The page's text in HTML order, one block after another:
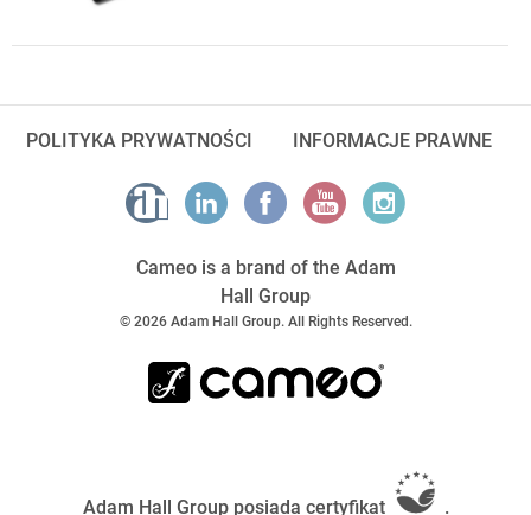
POLITYKA PRYWATNOŚCI INFORMACJE PRAWNE
Cameo is a brand of the Adam
Hall Group
© 2026 Adam Hall Group. All Rights Reserved.
Adam Hall Group posiada certyfikat .